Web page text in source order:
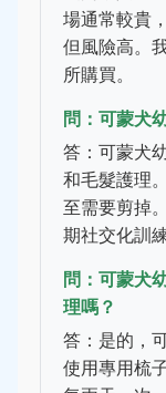
場通常較貴
但風險高。
所購買。
問：可蒙犬
答：可蒙犬
和毛髮護理
至需要剪掉
期社交化訓練
問：可蒙犬
理嗎？
答：是的，
使用專用梳